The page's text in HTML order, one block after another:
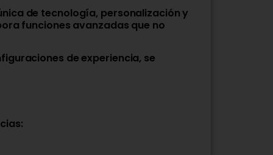
de tecnología, personalización y
funciones avanzadas que no
de experiencia, se